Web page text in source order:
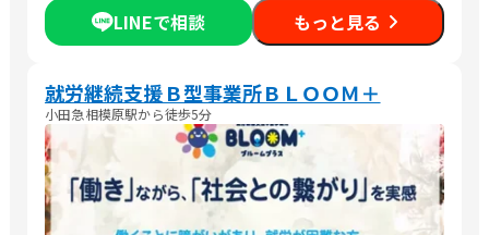
LINEで相談 もっと見る
就労継続支援Ｂ型事業所ＢＬＯＯＭ＋
小田急相模原駅から徒歩5分